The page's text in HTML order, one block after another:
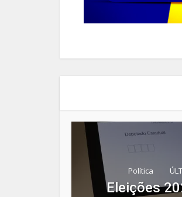
Política
Eleições